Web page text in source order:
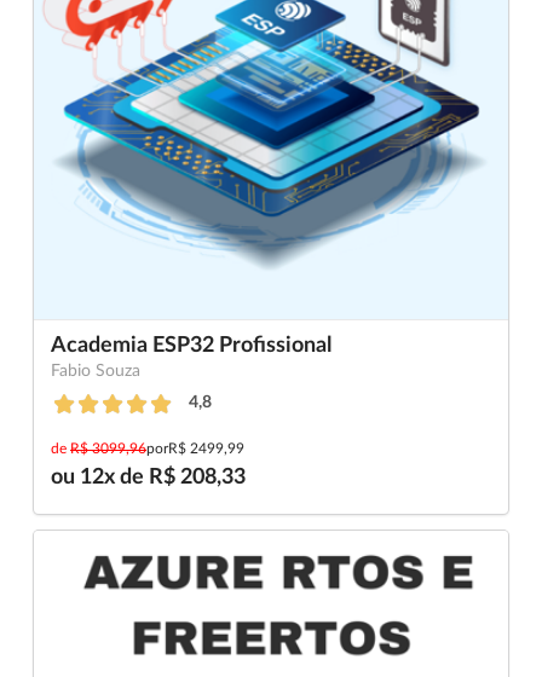
Academia ESP32 Profissional
Fabio Souza
4,8
de R$ 3099,96porR$ 2499,99
ou 12x de R$ 208,33